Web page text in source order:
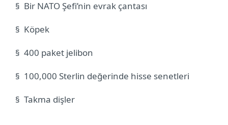
§ Bir NATO Şefi’nin evrak çantası
§ Köpek
§ 400 paket jelibon
§ 100,000 Sterlin değerinde hisse senetleri
§ Takma dişler